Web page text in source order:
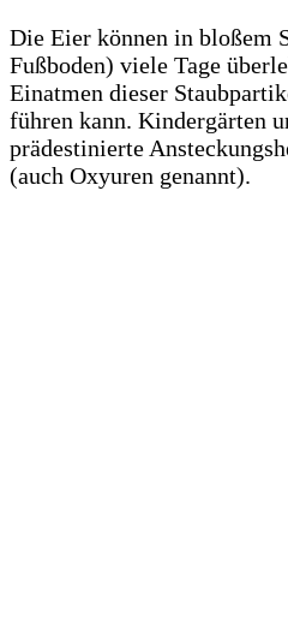
Die Eier können in bloßem
Fußboden) viele Tage
Einatmen dieser
führen kann. Kindergärten
prädestinierte
(auch Oxyuren genannt).